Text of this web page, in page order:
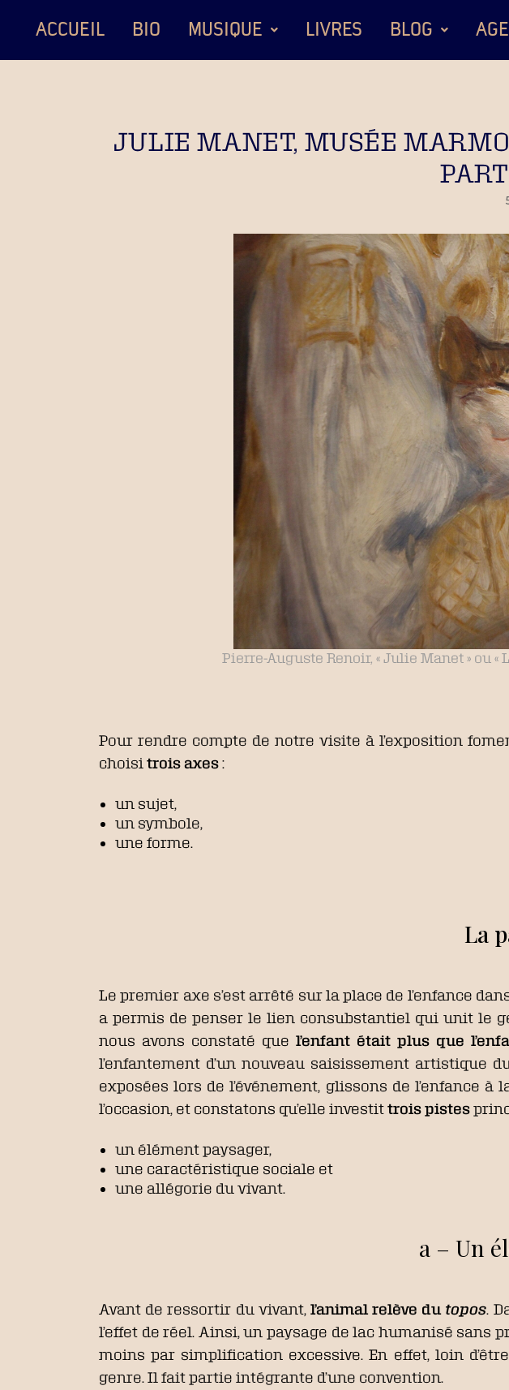
ACCUEIL BIO MUSIQUE LIVRES BLOG
JULIE MANET, MUSÉE
Pierre-Auguste Renoir, « Julie Manet » ou «
Pour rendre compte de notre visite à l’exposition
choisi trois axes :
un sujet,
un symbole,
une forme.
La
Le premier axe s’est arrêté sur la place de l’enfance
a permis de penser le lien consubstantiel qui unit le
nous avons constaté quel’enfant était plus que
l’enfantement d’un nouveau saisissement artistique
exposées lors de l’événement, glissons de l’enfance
l’occasion, et constatons qu’elle investit trois pistes
un élément paysager,
une caractéristique sociale et
une allégorie du vivant.
a – Un
Avant de ressortir du vivant, l’animal relève du topos.
l’effet de réel. Ainsi, un paysage de lac humanisé sans
moins par simplification excessive. En effet, loin
genre. Il fait partie intégrante d’une convention.